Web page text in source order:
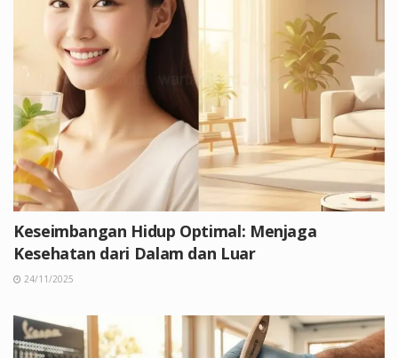
Keseimbangan Hidup Optimal: Menjaga
Kesehatan dari Dalam dan Luar
24/11/2025